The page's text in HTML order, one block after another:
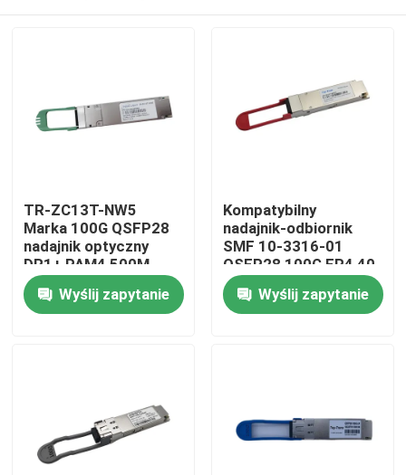
Dom
Produkty
Wycieczka po fabryce
TR-ZC13T-NW5
Marka 100G QSFP28
nadajnik optyczny
DR1+ PAM4 500M
Wyślij zapytanie
Kompatybilny
nadajnik-odbiornik
SMF 10-3316-01
QSFP28 100G ER4 40
km
Wyślij zapytanie